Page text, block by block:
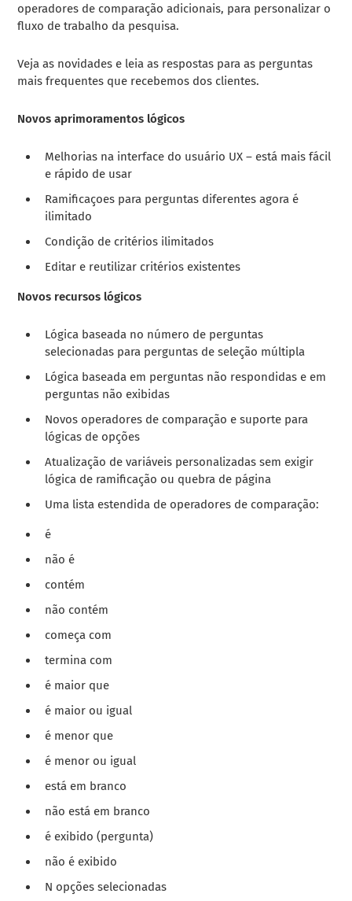
operadores de comparação adicionais, para personalizar o
fluxo de trabalho da pesquisa.
Veja as novidades e leia as respostas para as perguntas
mais frequentes que recebemos dos clientes.
Novos aprimoramentos lógicos
Melhorias na interface do usuário UX – está mais fácil
e rápido de usar
Ramificaçoes para perguntas diferentes agora é
ilimitado
Condição de critérios ilimitados
Editar e reutilizar critérios existentes
Novos recursos lógicos
Lógica baseada no número de perguntas
selecionadas para perguntas de seleção múltipla
Lógica baseada em perguntas não respondidas e em
perguntas não exibidas
Novos operadores de comparação e suporte para
lógicas de opções
Atualização de variáveis ​​personalizadas sem exigir
lógica de ramificação ou quebra de página
Uma lista estendida de operadores de comparação:
é
não é
contém
não contém
começa com
termina com
é maior que
é maior ou igual
é menor que
é menor ou igual
está em branco
não está em branco
é exibido (pergunta)
não é exibido
N opções selecionadas